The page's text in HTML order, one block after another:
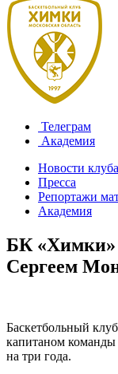
Телеграм
Академия
Новости клуба
Пресса
Репортажи
Академия
БК «Химки»
Сергеем
Баскетбольный
капитаном
на три года.